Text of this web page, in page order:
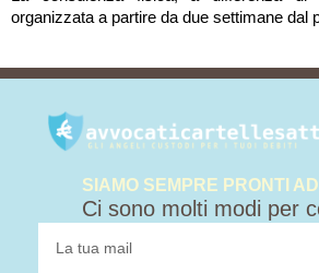
organizzata a partire da due settimane dal
SIAMO SEMPRE PRONTI
Ci sono molti modi per